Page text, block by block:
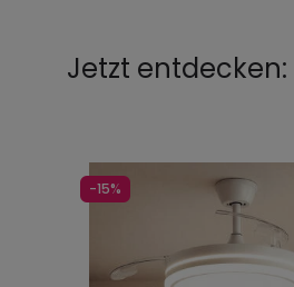
Jetzt entdecken:
-15%